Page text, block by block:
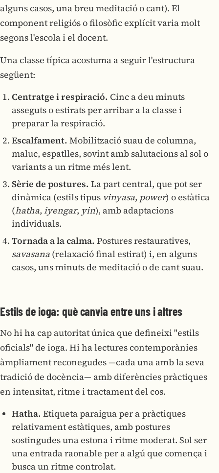
alguns casos, una breu meditació o cant). El
component religiós o filosòfic explícit varia molt
segons l'escola i el docent.
Una classe típica acostuma a seguir l'estructura
següent:
Centratge i respiració. Cinc a deu minuts
asseguts o estirats per arribar a la classe i
preparar la respiració.
Escalfament. Mobilització suau de columna,
maluc, espatlles, sovint amb salutacions al sol o
variants a un ritme més lent.
Sèrie de postures. La part central, que pot ser
dinàmica (estils tipus vinyasa, power) o estàtica
(hatha, iyengar, yin), amb adaptacions
individuals.
Tornada a la calma. Postures restauratives,
savasana (relaxació final estirat) i, en alguns
casos, uns minuts de meditació o de cant suau.
Estils de ioga: què canvia entre uns i altres
No hi ha cap autoritat única que defineixi "estils
oficials" de ioga. Hi ha lectures contemporànies
àmpliament reconegudes —cada una amb la seva
tradició de docència— amb diferències pràctiques
en intensitat, ritme i tractament del cos.
Hatha. Etiqueta paraigua per a pràctiques
relativament estàtiques, amb postures
sostingudes una estona i ritme moderat. Sol ser
una entrada raonable per a algú que comença i
busca un ritme controlat.